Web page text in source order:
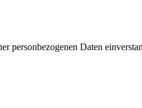
personbezogenen Daten